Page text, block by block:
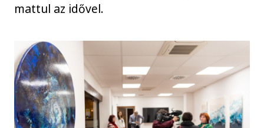
mattul az idővel.